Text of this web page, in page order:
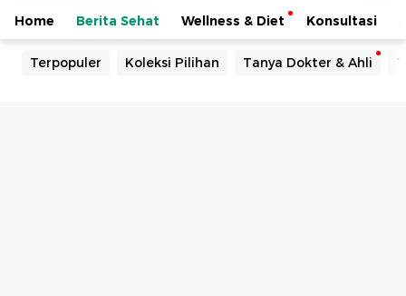
Home Berita Sehat Wellness & Diet Konsultasi
Terpopuler Koleksi Pilihan Tanya Dokter & Ahli